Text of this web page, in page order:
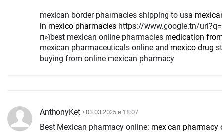
mexican border pharmacies shipping to usa
in mexico pharmacies
п»їbest mexican online pharmacies medication
mexican pharmaceuticals online and mexico drug
buying from online mexican pharmacy
AnthonyKet • 03.03.2025 в 18:07
Best Mexican pharmacy online: mexican pharmacy